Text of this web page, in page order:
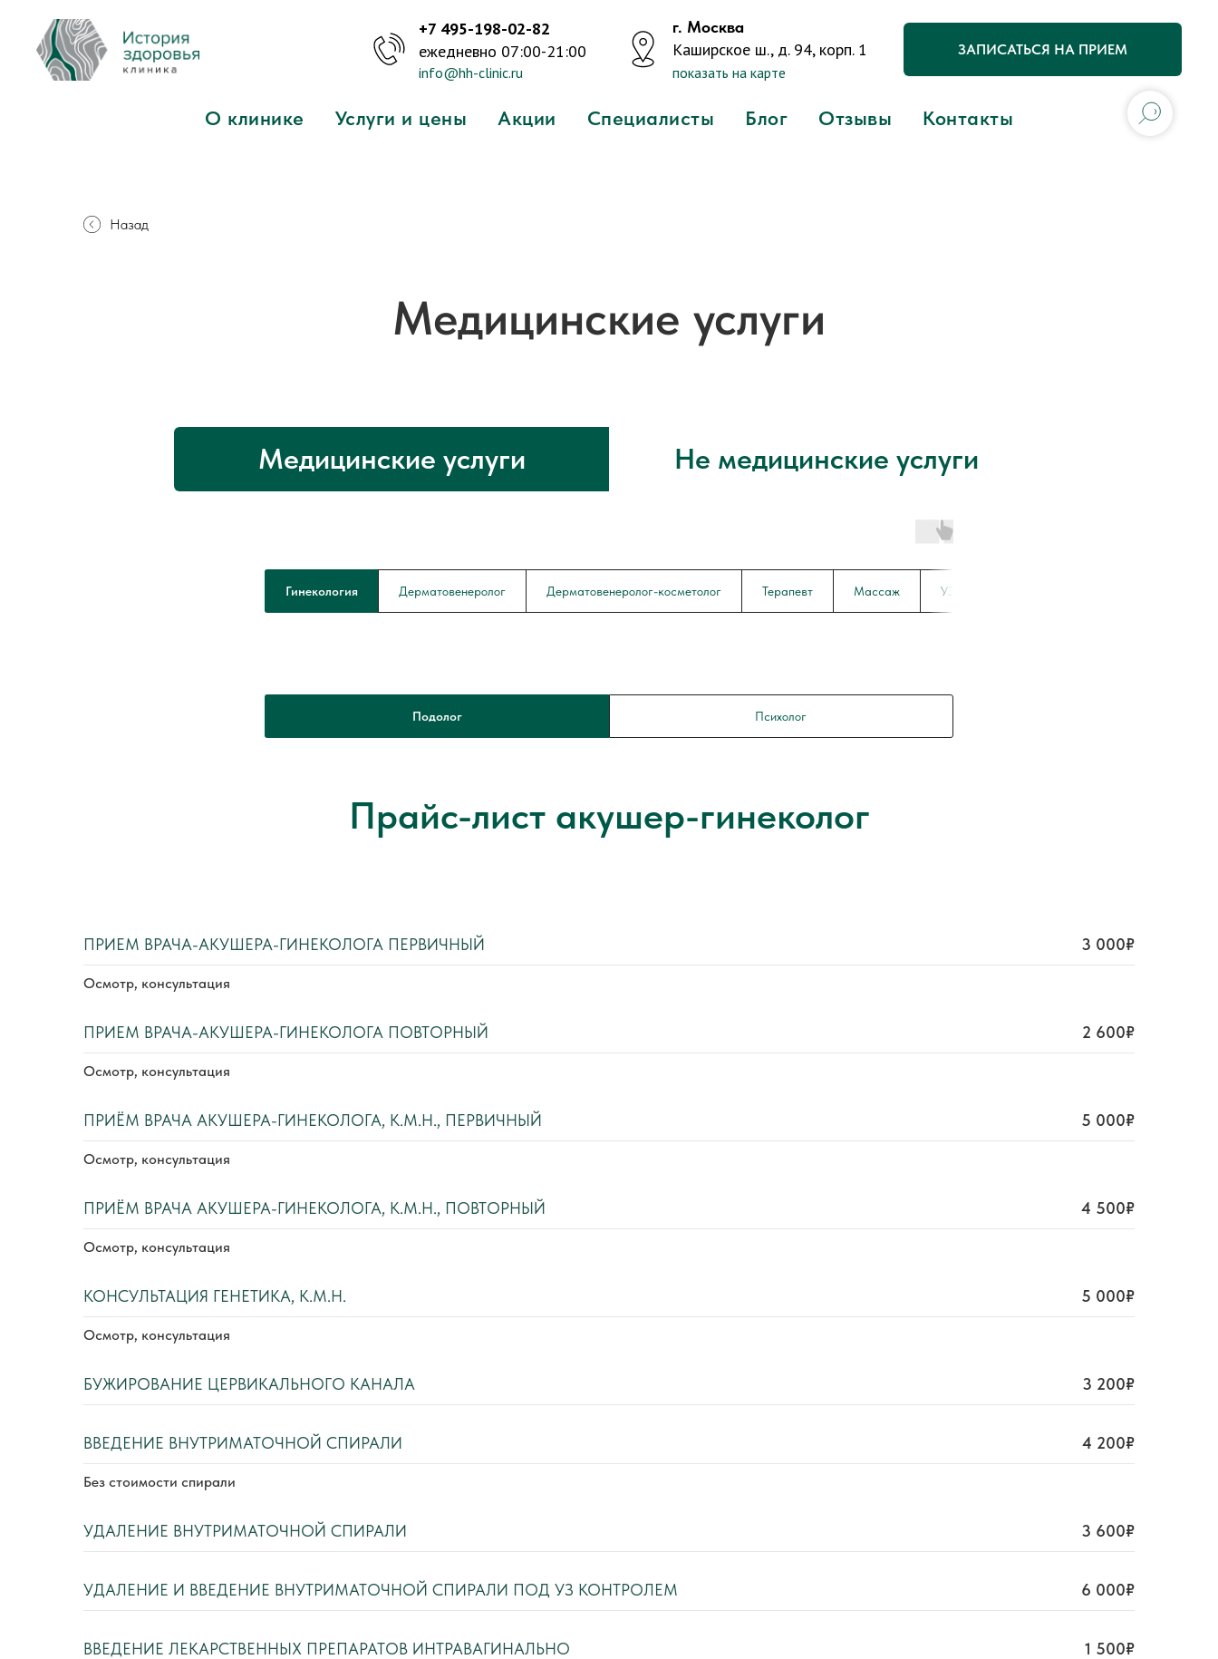
О клинике Услуги и цены Акции Специалисты Блог Отзывы Контакты
+7 495-198-02-82
ежедневно 07:00-21:00
info@hh-clinic.ru
г. Москва
Каширское ш., д. 94, корп. 1
показать на карте
ЗАПИСАТЬСЯ НА ПРИЕМ
Назад
Медицинские услуги
Медицинские услуги Не медицинские услуги
Гинекология Дерматовенеролог Дерматовенеролог-косметолог Терапевт Массаж УЗИ
Подолог Психолог
Прайс-лист акушер-гинеколог
ПРИЕМ ВРАЧА-АКУШЕРА-ГИНЕКОЛОГА ПЕРВИЧНЫЙ 3 000₽
Осмотр, консультация
ПРИЕМ ВРАЧА-АКУШЕРА-ГИНЕКОЛОГА ПОВТОРНЫЙ 2 600₽
Осмотр, консультация
ПРИЁМ ВРАЧА АКУШЕРА-ГИНЕКОЛОГА, К.М.Н., ПЕРВИЧНЫЙ 5 000₽
Осмотр, консультация
ПРИЁМ ВРАЧА АКУШЕРА-ГИНЕКОЛОГА, К.М.Н., ПОВТОРНЫЙ 4 500₽
Осмотр, консультация
КОНСУЛЬТАЦИЯ ГЕНЕТИКА, К.М.Н. 5 000₽
Осмотр, консультация
БУЖИРОВАНИЕ ЦЕРВИКАЛЬНОГО КАНАЛА 3 200₽
ВВЕДЕНИЕ ВНУТРИМАТОЧНОЙ СПИРАЛИ 4 200₽
Без стоимости спирали
УДАЛЕНИЕ ВНУТРИМАТОЧНОЙ СПИРАЛИ 3 600₽
УДАЛЕНИЕ И ВВЕДЕНИЕ ВНУТРИМАТОЧНОЙ СПИРАЛИ ПОД УЗ КОНТРОЛЕМ 6 000₽
ВВЕДЕНИЕ ЛЕКАРСТВЕННЫХ ПРЕПАРАТОВ ИНТРАВАГИНАЛЬНО 1 500₽